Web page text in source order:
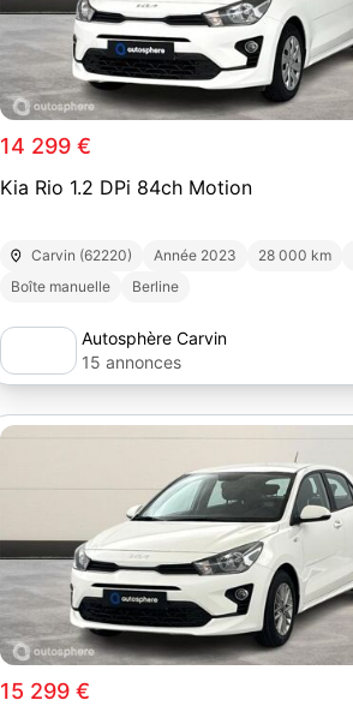
14 299 €
Kia Rio 1.2 DPi 84ch Motion
Carvin (62220) Année 2023 28 000 km
Boîte manuelle
Berline
Autosphère Carvin
15 annonces
15 299 €